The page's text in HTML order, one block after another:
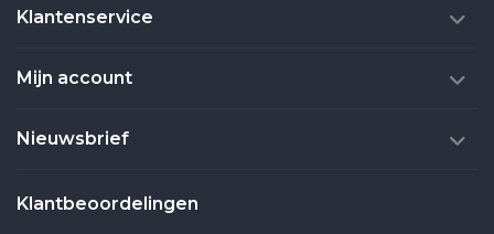
Klantenservice
Mijn account
Nieuwsbrief
Klantbeoordelingen